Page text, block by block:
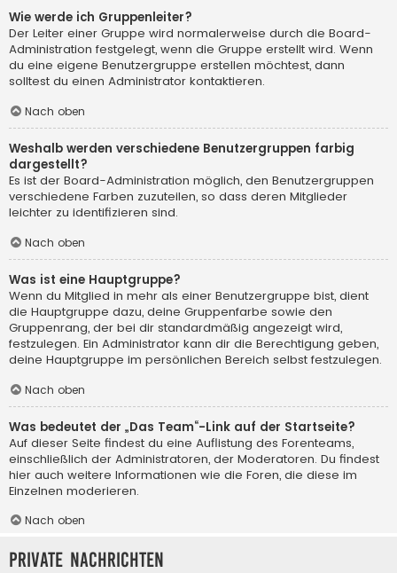
Wie werde ich Gruppenleiter?
Der Leiter einer Gruppe wird normalerweise durch die Board-
Administration festgelegt, wenn die Gruppe erstellt wird. Wenn
du eine eigene Benutzergruppe erstellen möchtest, dann
solltest du einen Administrator kontaktieren.
Nach oben
Weshalb werden verschiedene Benutzergruppen farbig
dargestellt?
Es ist der Board-Administration möglich, den Benutzergruppen
verschiedene Farben zuzuteilen, so dass deren Mitglieder
leichter zu identifizieren sind.
Nach oben
Was ist eine Hauptgruppe?
Wenn du Mitglied in mehr als einer Benutzergruppe bist, dient
die Hauptgruppe dazu, deine Gruppenfarbe sowie den
Gruppenrang, der bei dir standardmäßig angezeigt wird,
festzulegen. Ein Administrator kann dir die Berechtigung geben,
deine Hauptgruppe im persönlichen Bereich selbst festzulegen.
Nach oben
Was bedeutet der „Das Team“-Link auf der Startseite?
Auf dieser Seite findest du eine Auflistung des Forenteams,
einschließlich der Administratoren, der Moderatoren. Du findest
hier auch weitere Informationen wie die Foren, die diese im
Einzelnen moderieren.
Nach oben
Private Nachrichten